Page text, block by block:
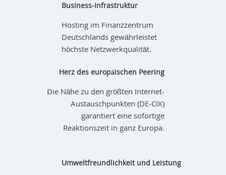
Business-Infrastruktur
Hosting im Finanzzentrum
Deutschlands gewährleistet
höchste Netzwerkqualität.
Herz des europäischen Peering
Die Nähe zu den größten Internet-
Austauschpunkten (DE-CIX)
garantiert eine sofortige
Reaktionszeit in ganz Europa.
Umweltfreundlichkeit und Leistung